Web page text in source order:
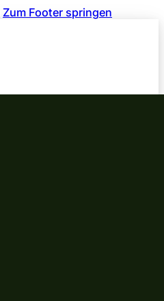
Zum Footer springen